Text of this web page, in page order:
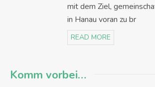
mit dem Ziel,
in Hanau voran zu br
READ MORE
Komm vorbei…